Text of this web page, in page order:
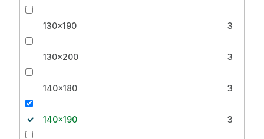
130x190 3
130x200 3
140x180 3
140x190 3